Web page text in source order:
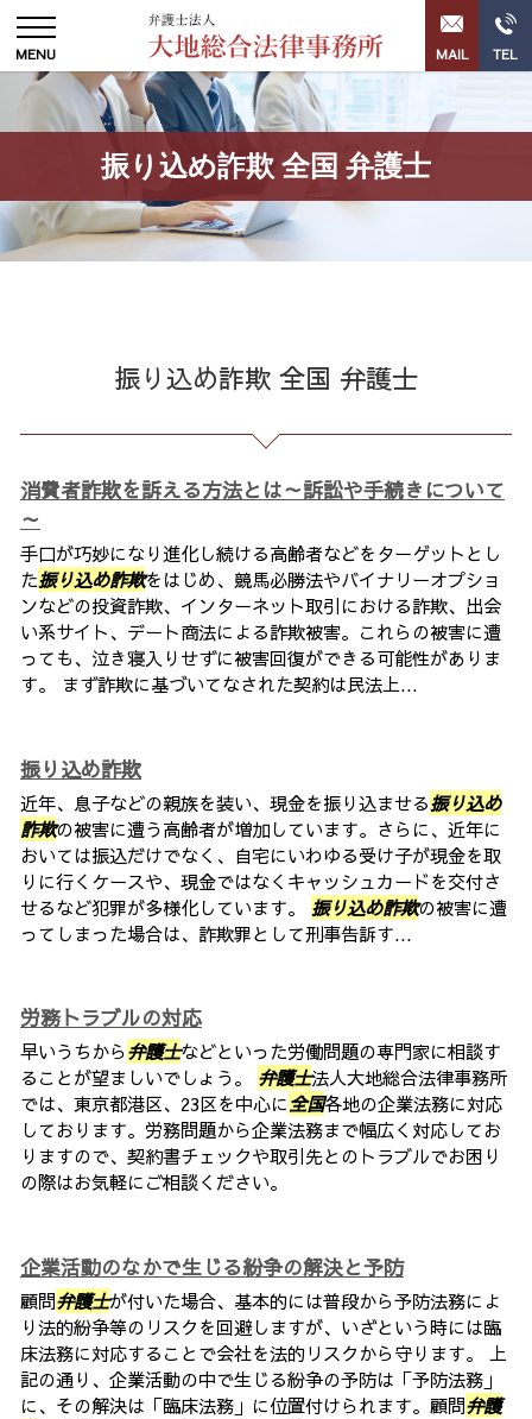
振り込め詐欺 全国 弁護士
振り込め詐欺 全国 弁護士
消費者詐欺を訴える方法とは～訴訟や手続きについて
～
手口が巧妙になり進化し続ける高齢者などをターゲットとし
た振り込め詐欺をはじめ、競馬必勝法やバイナリーオプショ
ンなどの投資詐欺、インターネット取引における詐欺、出会
い系サイト、デート商法による詐欺被害。これらの被害に遭
っても、泣き寝入りせずに被害回復ができる可能性がありま
す。 まず詐欺に基づいてなされた契約は民法上...
振り込め詐欺
近年、息子などの親族を装い、現金を振り込ませる振り込め
詐欺の被害に遭う高齢者が増加しています。さらに、近年に
おいては振込だけでなく、自宅にいわゆる受け子が現金を取
りに行くケースや、現金ではなくキャッシュカードを交付さ
せるなど犯罪が多様化しています。 振り込め詐欺の被害に遭
ってしまった場合は、詐欺罪として刑事告訴す...
労務トラブルの対応
早いうちから弁護士などといった労働問題の専門家に相談す
ることが望ましいでしょう。 弁護士法人大地総合法律事務所
では、東京都港区、23区を中心に全国各地の企業法務に対応
しております。労務問題から企業法務まで幅広く対応してお
りますので、契約書チェックや取引先とのトラブルでお困り
の際はお気軽にご相談ください。
企業活動のなかで生じる紛争の解決と予防
顧問弁護士が付いた場合、基本的には普段から予防法務によ
り法的紛争等のリスクを回避しますが、いざという時には臨
床法務に対応することで会社を法的リスクから守ります。 上
記の通り、企業活動の中で生じる紛争の予防は「予防法務」
に、その解決は「臨床法務」に位置付けられます。顧問弁護